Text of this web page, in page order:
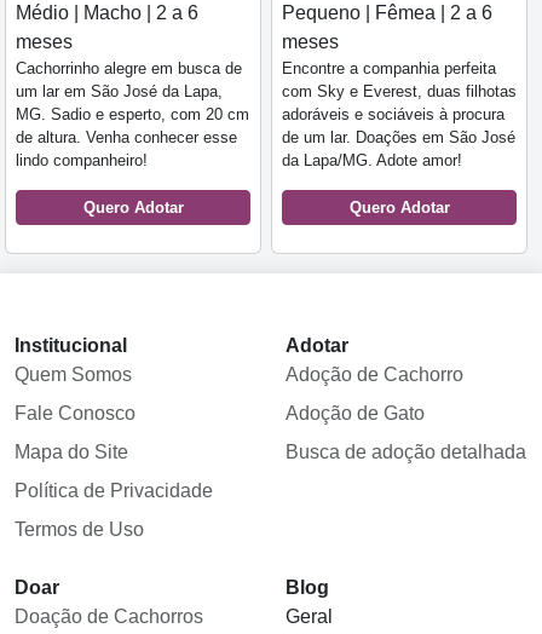
Médio | Macho | 2 a 6
meses
Cachorrinho alegre em busca de
um lar em São José da Lapa,
MG. Sadio e esperto, com 20 cm
de altura. Venha conhecer esse
lindo companheiro!
Quero Adotar
Pequeno | Fêmea | 2 a 6
meses
Encontre a companhia perfeita
com Sky e Everest, duas filhotas
adoráveis e sociáveis à procura
de um lar. Doações em São José
da Lapa/MG. Adote amor!
Quero Adotar
Institucional
Quem Somos
Fale Conosco
Mapa do Site
Política de Privacidade
Termos de Uso
Adotar
Adoção de Cachorro
Adoção de Gato
Busca de adoção detalhada
Doar
Doação de Cachorros
Blog
Geral